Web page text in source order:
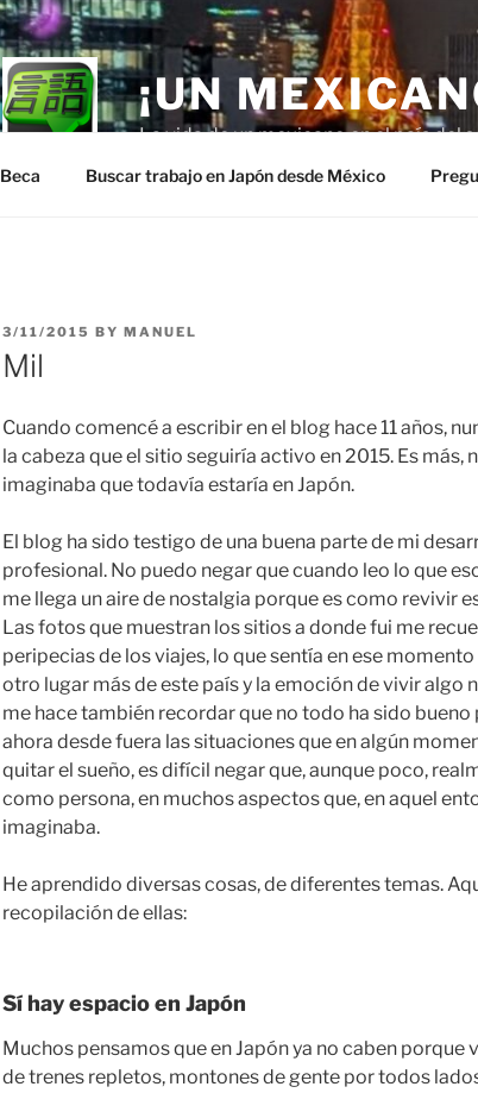
¡UN
La vida de un mexicano en el país del
Beca Buscar trabajo en Japón desde México
POSTED
ON
3/11/2015 BY MANUEL
Mil
Cuando comencé a escribir en el blog hace 11 años,
la cabeza que el sitio seguiría activo en 2015. Es más,
imaginaba que todavía estaría en Japón.
El blog ha sido testigo de una buena parte de mi
profesional. No puedo negar que cuando leo lo que
me llega un aire de nostalgia porque es como revivir
Las fotos que muestran los sitios a donde fui me
peripecias de los viajes, lo que sentía en ese
otro lugar más de este país y la emoción de vivir algo
me hace también recordar que no todo ha sido bueno
ahora desde fuera las situaciones que en algún
quitar el sueño, es difícil negar que, aunque poco,
como persona, en muchos aspectos que, en aquel
imaginaba.
He aprendido diversas cosas, de diferentes temas.
recopilación de ellas:
Sí hay espacio en Japón
Muchos pensamos que en Japón ya no caben porque
de trenes repletos, montones de gente por todos